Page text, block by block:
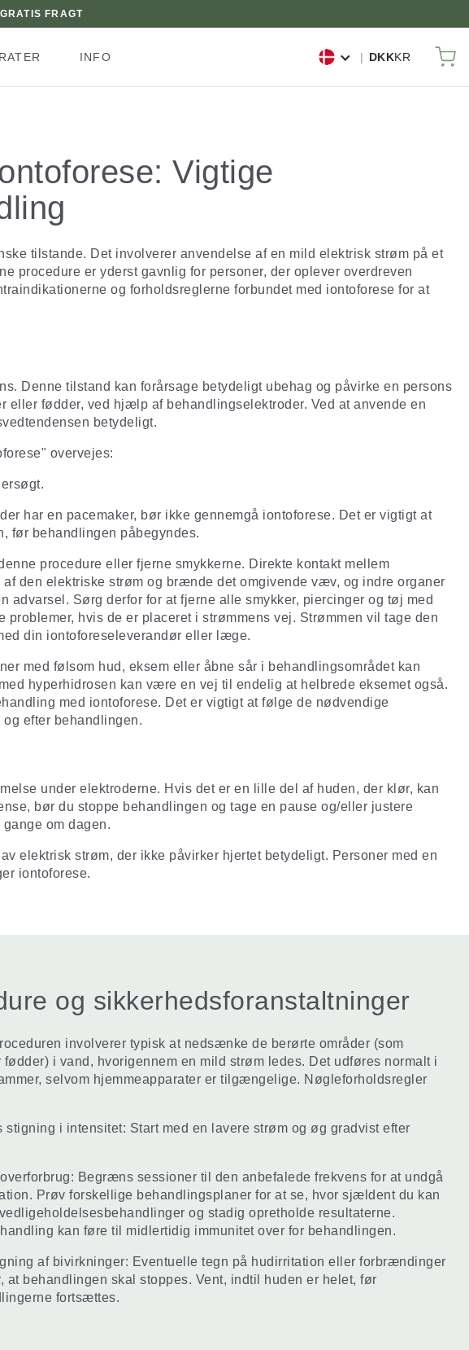
FRAGT
INFO DKKKR
Vigtige
tilstande. Det involverer anvendelse af en mild elektrisk strøm på et
procedure er yderst gavnlig for personer, der oplever overdreven
og forholdsreglerne forbundet med iontoforese for at
Denne tilstand kan forårsage betydeligt ubehag og påvirke en persons
eller fødder, ved hjælp af behandlingselektroder. Ved at anvende en
betydeligt.
overvejes:
har en pacemaker, bør ikke gennemgå iontoforese. Det er vigtigt at
før behandlingen påbegyndes.
procedure eller fjerne smykkerne. Direkte kontakt mellem
den elektriske strøm og brænde det omgivende væv, og indre organer
Sørg derfor for at fjerne alle smykker, piercinger og tøj med
hvis de er placeret i strømmens vej. Strømmen vil tage den
din iontoforeseleverandør eller læge.
med følsom hud, eksem eller åbne sår i behandlingsområdet kan
hyperhidrosen kan være en vej til endelig at helbrede eksemet også.
med iontoforese. Det er vigtigt at følge de nødvendige
efter behandlingen.
under elektroderne. Hvis det er en lille del af huden, der klør, kan
bør du stoppe behandlingen og tage en pause og/eller justere
om dagen.
elektrisk strøm, der ikke påvirker hjertet betydeligt. Personer med en
iontoforese.
og sikkerhedsforanstaltninger
involverer typisk at nedsænke de berørte områder (som
i vand, hvorigennem en mild strøm ledes. Det udføres normalt i
selvom hjemmeapparater er tilgængelige. Nøgleforholdsregler
stigning i intensitet: Start med en lavere strøm og øg gradvist efter
Begræns sessioner til den anbefalede frekvens for at undgå
Prøv forskellige behandlingsplaner for at se, hvor sjældent du kan
og stadig opretholde resultaterne.
kan føre til midlertidig immunitet over for behandlingen.
af bivirkninger: Eventuelle tegn på hudirritation eller forbrændinger
at behandlingen skal stoppes. Vent, indtil huden er helet, før
fortsættes.